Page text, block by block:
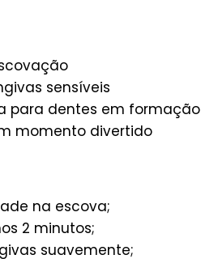
sensíveis
para dentes em formação
momento divertido
na escova;
2 minutos;
suavemente;